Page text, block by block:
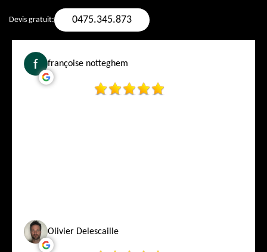
Devis gratuit: 0475.345.873
françoise notteghem
Olivier Delescaille